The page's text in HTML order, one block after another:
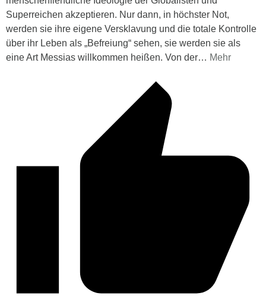
Superreichen akzeptieren. Nur dann, in höchster Not,
werden sie ihre eigene Versklavung und die totale Kontrolle
über ihr Leben als „Befreiung“ sehen, sie werden sie als
eine Art Messias willkommen heißen. Von der… Mehr